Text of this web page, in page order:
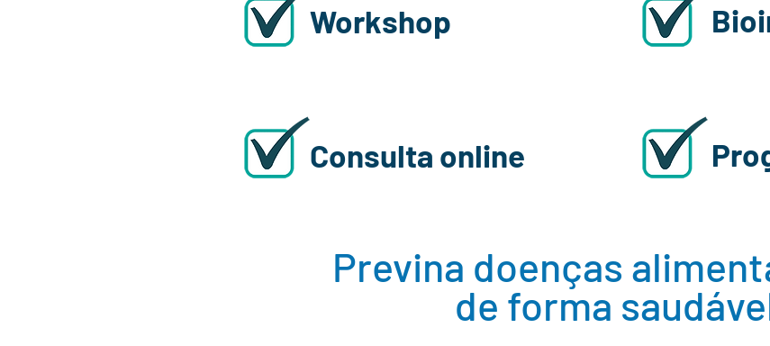
Workshop
Consulta online
Previna doenças
de forma